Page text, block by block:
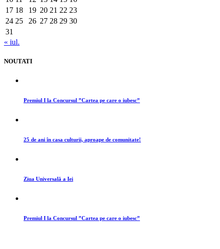
17 18 19 20 21 22 23
24 25 26 27 28 29 30
31
« iul.
NOUTATI
Premiul I la Concursul ”Cartea pe care o iubesc”
25 de ani în casa culturii, aproape de comunitate!
Ziua Universală a Iei
Premiul I la Concursul ”Cartea pe care o iubesc”